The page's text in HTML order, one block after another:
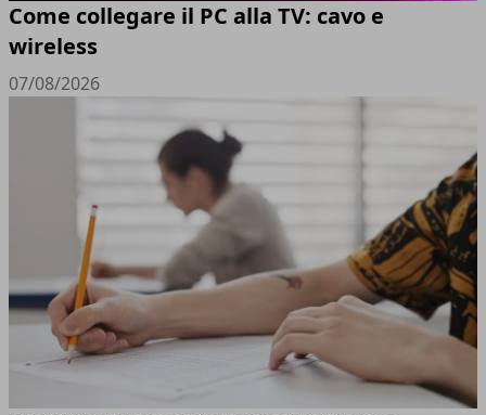
Come collegare il PC alla TV: cavo e
wireless
07/08/2026